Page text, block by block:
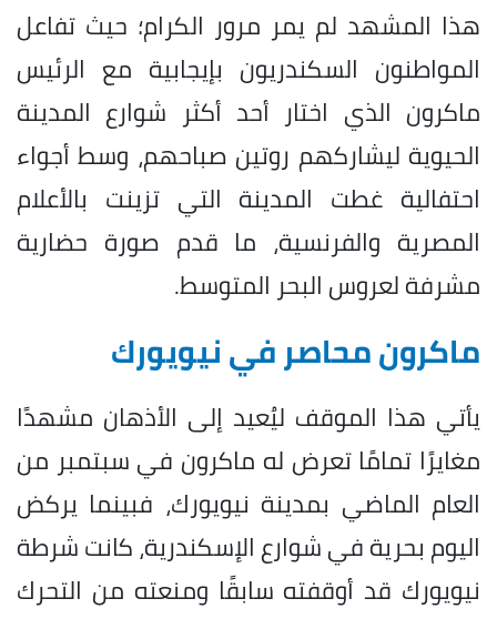
هذا المشهد لم يمر مرور الكرام؛ حيث تفاعل
المواطنون السكندريون بإيجابية مع الرئيس
ماكرون الذي اختار أحد أكثر شوارع المدينة
الحيوية ليشاركهم روتين صباحهم، وسط أجواء
احتفالية غطت المدينة التي تزينت بالأعلام
المصرية والفرنسية، ما قدم صورة حضارية
مشرفة لعروس البحر المتوسط.
ماكرون محاصر في نيويورك
يأتي هذا الموقف ليُعيد إلى الأذهان مشهدًا
مغايرًا تمامًا تعرض له ماكرون في سبتمبر من
العام الماضي بمدينة نيويورك، فبينما يركض
اليوم بحرية في شوارع الإسكندرية، كانت شرطة
نيويورك قد أوقفته سابقًا ومنعته من التحرك